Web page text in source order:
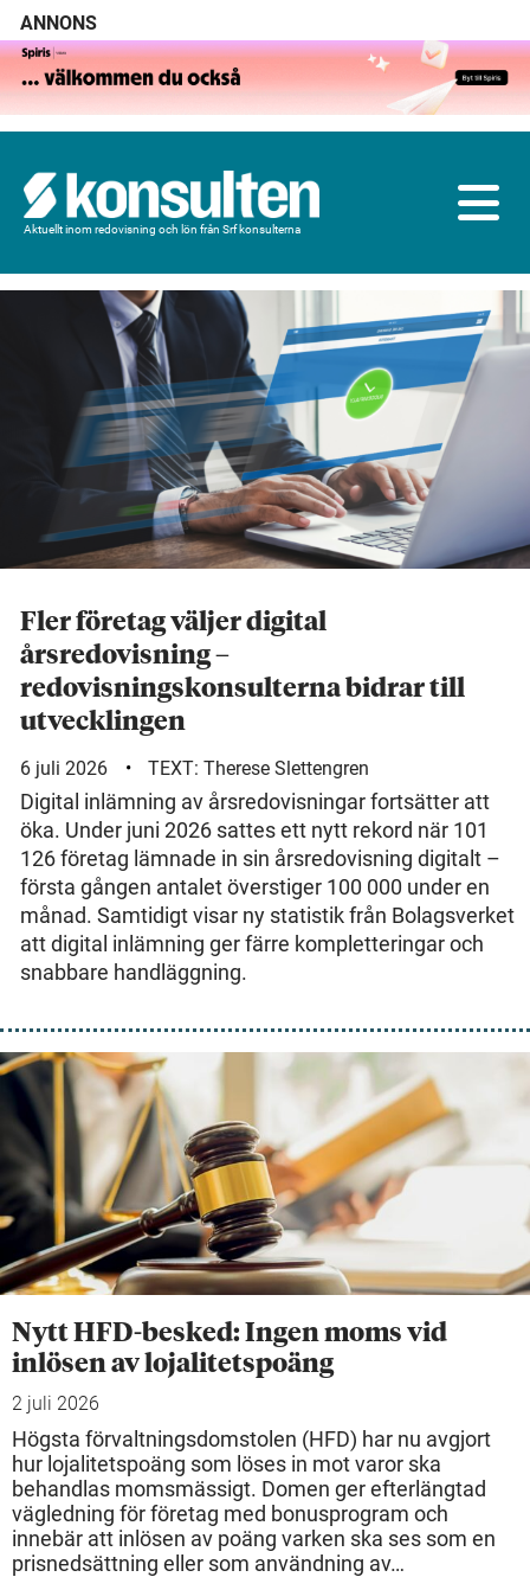
ANNONS
Aktuellt inom redovisning och lön från Srf konsulterna
Fler företag väljer digital
årsredovisning –
redovisningskonsulterna bidrar till
utvecklingen
6 juli 2026 TEXT: Therese Slettengren
Digital inlämning av årsredovisningar fortsätter att
öka. Under juni 2026 sattes ett nytt rekord när 101
126 företag lämnade in sin årsredovisning digitalt –
första gången antalet överstiger 100 000 under en
månad. Samtidigt visar ny statistik från Bolagsverket
att digital inlämning ger färre kompletteringar och
snabbare handläggning.
Nytt HFD-besked: Ingen moms vid
inlösen av lojalitetspoäng
2 juli 2026
Högsta förvaltningsdomstolen (HFD) har nu avgjort
hur lojalitetspoäng som löses in mot varor ska
behandlas momsmässigt. Domen ger efterlängtad
vägledning för företag med bonusprogram och
innebär att inlösen av poäng varken ska ses som en
prisnedsättning eller som användning av…